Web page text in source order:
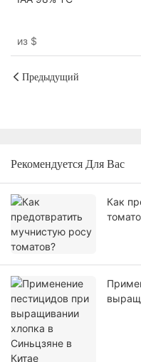
из $
Предыдущий
Рекомендуется Для Вас
Как